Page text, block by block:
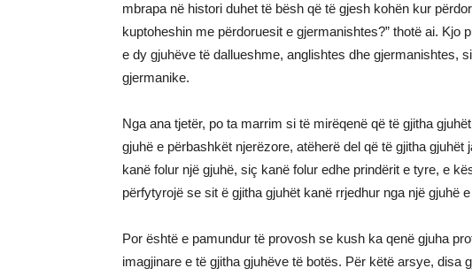
mbrapa në histori duhet të bësh që të gjesh kohën kur
kuptoheshin me përdoruesit e gjermanishtes?” thotë ai. Kjo
e dy gjuhëve të dallueshme, anglishtes dhe gjermanishtes,
gjermanike.
Nga ana tjetër, po ta marrim si të mirëqenë që të gjitha
gjuhë e përbashkët njerëzore, atëherë del që të gjitha gjuhët
kanë folur një gjuhë, siç kanë folur edhe prindërit e tyre, e
përfytyrojë se sit ë gjitha gjuhët kanë rrjedhur nga një gjuhë
Por është e pamundur të provosh se kush ka qenë gjuha
imagjinare e të gjitha gjuhëve të botës. Për këtë arsye, disa